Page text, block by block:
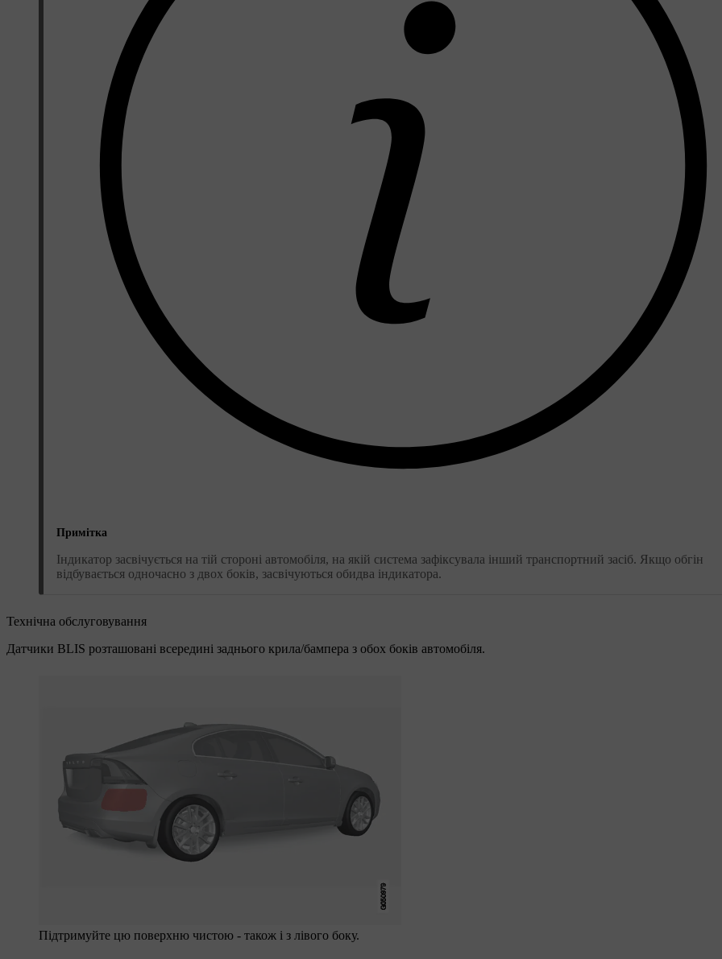
Примітка
Індикатор засвічується на тій стороні автомобіля, на якій система зафіксувала інший транспортний засіб. Якщо обгін
відбувається одночасно з двох боків, засвічуються обидва індикатора.
Технічна обслуговування
Датчики BLIS розташовані всередині заднього крила/бампера з обох боків автомобіля.
Підтримуйте цю поверхню чистою - також і з лівого боку.